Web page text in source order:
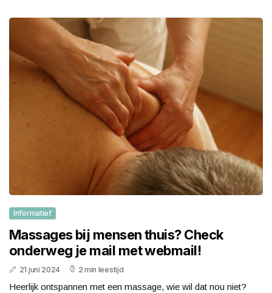
Informatief
Massages bij mensen thuis? Check
onderweg je mail met webmail!
21 juni 2024 2 min leestijd
Heerlijk ontspannen met een massage, wie wil dat nou niet?